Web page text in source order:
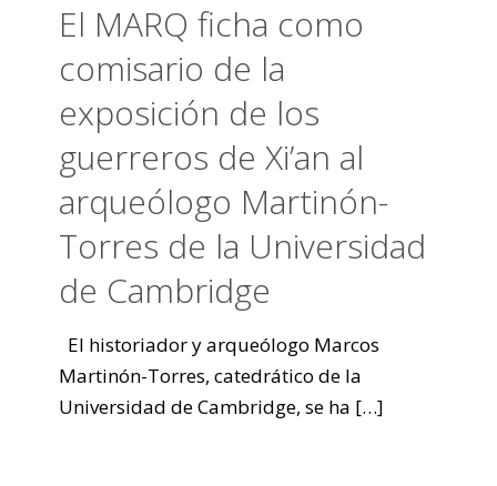
El MARQ ficha como
comisario de la
exposición de los
guerreros de Xi’an al
arqueólogo Martinón-
Torres de la Universidad
de Cambridge
El historiador y arqueólogo Marcos
Martinón-Torres, catedrático de la
Universidad de Cambridge, se ha […]